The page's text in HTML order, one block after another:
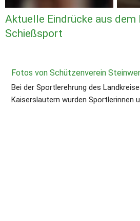
Aktuelle Eindrücke aus dem
Schießsport
Bei der Sportlerehrung des
Kaiserslautern wurden Sportlerinnen